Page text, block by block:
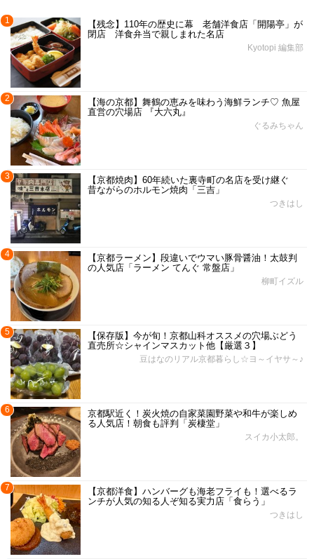
1
【残念】110年の歴史に幕 老舗洋食店「開陽亭」が
閉店 洋食弁当で親しまれた名店
Kyotopi 編集部
2
【海の京都】舞鶴の恵みを味わう海鮮ランチ♡ 魚屋
直営の穴場店 『大六丸』
ぐるみちゃん
3
【京都焼肉】60年続いた裏寺町の名店を受け継ぐ
昔ながらのホルモン焼肉「三吉」
つきはし
4
【京都ラーメン】段違いでウマい豚骨醤油！太鼓判
の人気店「ラーメン てんぐ 常盤店」
柳町イズル
5
【保存版】今が旬！京都山科オススメの穴場ぶどう
直売所☆シャインマスカット他【厳選３】
豆はなのリアル京都暮らし☆ヨ～イヤサ～♪
6
京都駅近く！炭火焼の自家菜園野菜や和牛が楽しめ
る人気店！朝食も評判「炭棲堂」
スイカ小太郎。
7
【京都洋食】ハンバーグも海老フライも！選べるラ
ンチが人気の知る人ぞ知る実力店「食らう」
つきはし